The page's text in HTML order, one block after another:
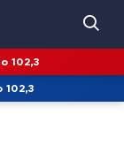
102,3
102,3